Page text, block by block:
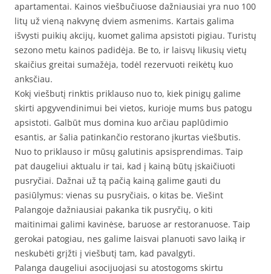
apartamentai. Kainos viešbučiuose dažniausiai yra nuo 100
litų už vieną nakvynę dviem asmenims. Kartais galima
išvysti puikių akcijų, kuomet galima apsistoti pigiau. Turistų
sezono metu kainos padidėja. Be to, ir laisvų likusių vietų
skaičius greitai sumažėja, todėl rezervuoti reikėtų kuo
anksčiau.
Kokį viešbutį rinktis priklauso nuo to, kiek pinigų galime
skirti apgyvendinimui bei vietos, kurioje mums bus patogu
apsistoti. Galbūt mus domina kuo arčiau paplūdimio
esantis, ar šalia patinkančio restorano įkurtas viešbutis.
Nuo to priklauso ir mūsų galutinis apsisprendimas. Taip
pat daugeliui aktualu ir tai, kad į kainą būtų įskaičiuoti
pusryčiai. Dažnai už tą pačią kainą galime gauti du
pasiūlymus: vienas su pusryčiais, o kitas be. Viešint
Palangoje dažniausiai pakanka tik pusryčių, o kiti
maitinimai galimi kavinėse, baruose ar restoranuose. Taip
gerokai patogiau, nes galime laisvai planuoti savo laiką ir
neskubėti grįžti į viešbutį tam, kad pavalgyti.
Palanga daugeliui asocijuojasi su atostogoms skirtu